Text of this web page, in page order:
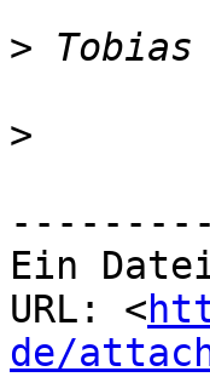
>
>
Ein
URL: <
de/